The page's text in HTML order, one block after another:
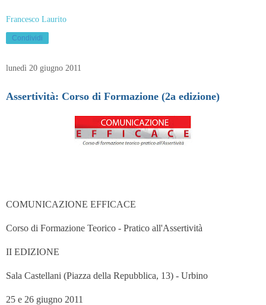
Francesco Laurito
Condividi
lunedì 20 giugno 2011
Assertività: Corso di Formazione (2a edizione)
COMUNICAZIONE EFFICACE
Corso di Formazione Teorico - Pratico all'Assertività
II EDIZIONE
Sala Castellani (Piazza della Repubblica, 13) - Urbino
25 e 26 giugno 2011